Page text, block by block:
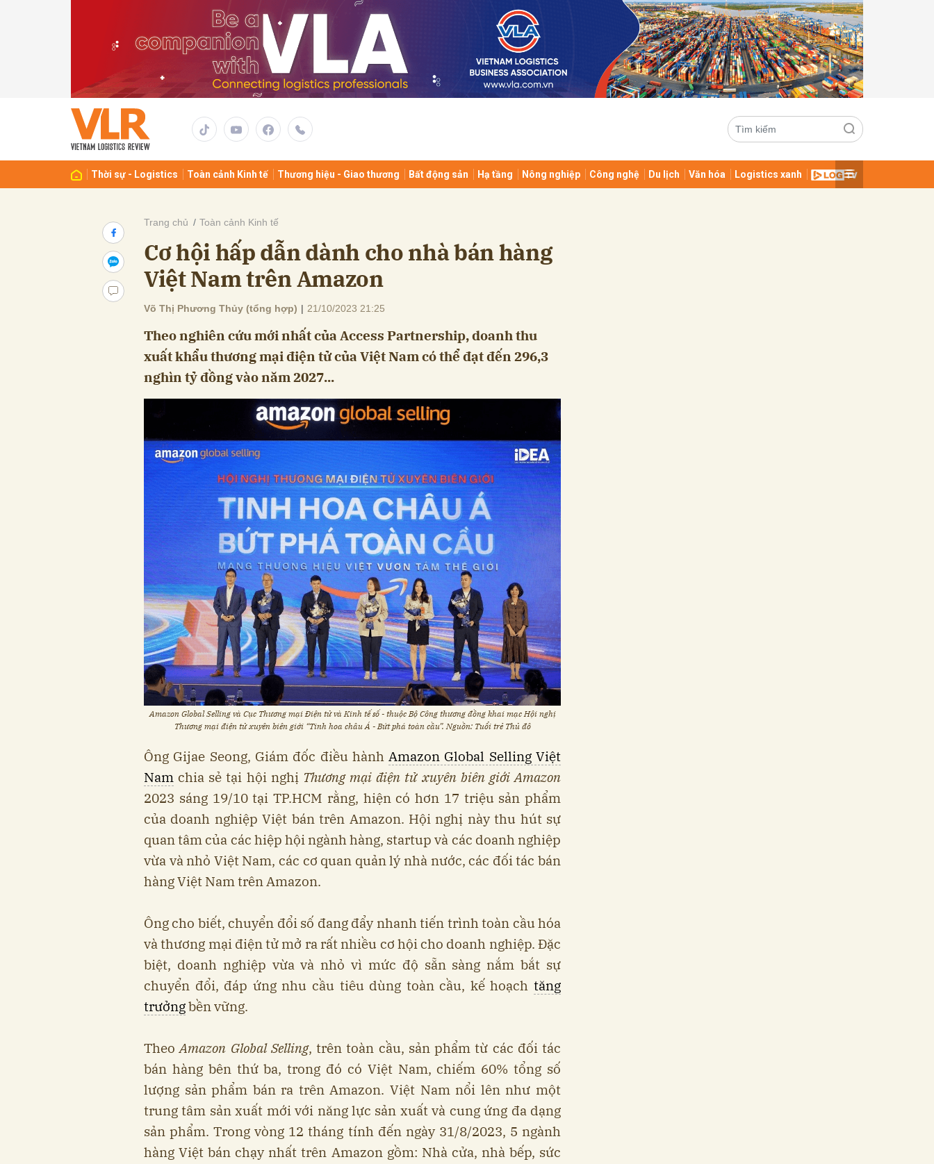
Thời sự - Logistics Toàn cảnh Kinh tế Thương hiệu - Giao thương Bất động sản Hạ tầng Nông nghiệp Công nghệ Du lịch Văn hóa Logistics xanh
Trang chủ Toàn cảnh Kinh tế
Cơ hội hấp dẫn dành cho nhà bán hàng
Việt Nam trên Amazon
Võ Thị Phương Thủy (tổng hợp) | 21/10/2023 21:25
Theo nghiên cứu mới nhất của Access Partnership, doanh thu
xuất khẩu thương mại điện tử của Việt Nam có thể đạt đến 296,3
nghìn tỷ đồng vào năm 2027...
Amazon Global Selling và Cục Thương mại Điện tử và Kinh tế số - thuộc Bộ Công thương đồng khai mạc Hội nghị
Thương mại điện tử xuyên biên giới “Tinh hoa châu Á - Bứt phá toàn cầu”. Nguồn: Tuổi trẻ Thủ đô
Ông Gijae Seong, Giám đốc điều hànhAmazon Global Selling Việt
Nam chia sẻ tại hội nghị Thương mại điện tử xuyên biên giới Amazon
2023 sáng 19/10 tại TP.HCM rằng, hiện có hơn 17 triệu sản phẩm
của doanh nghiệp Việt bán trên Amazon. Hội nghị này thu hút sự
quan tâm của các hiệp hội ngành hàng, startup và các doanh nghiệp
vừa và nhỏ Việt Nam, các cơ quan quản lý nhà nước, các đối tác bán
hàng Việt Nam trên Amazon.
Ông cho biết, chuyển đổi số đang đẩy nhanh tiến trình toàn cầu hóa
và thương mại điện tử mở ra rất nhiều cơ hội cho doanh nghiệp. Đặc
biệt, doanh nghiệp vừa và nhỏ vì mức độ sẵn sàng nắm bắt sự
chuyển đổi, đáp ứng nhu cầu tiêu dùng toàn cầu, kế hoạch tăng
trưởngbền vững.
TheoAmazon Global Selling, trên toàn cầu, sản phẩm từ các đối tác
bán hàng bên thứ ba, trong đó có Việt Nam, chiếm 60% tổng số
lượng sản phẩm bán ra trên Amazon. Việt Nam nổi lên như một
trung tâm sản xuất mới với năng lực sản xuất và cung ứng đa dạng
sản phẩm. Trong vòng 12 tháng tính đến ngày 31/8/2023, 5 ngành
hàng Việt bán chạy nhất trên Amazon gồm: Nhà cửa, nhà bếp, sức
Gửi bình luận